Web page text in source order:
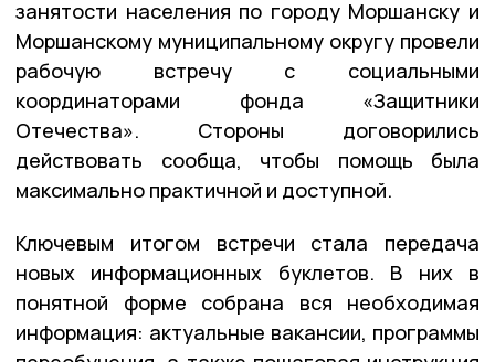
занятости населения по городу Моршанску и
Моршанскому муниципальному округу провели
рабочую встречу с социальными
координаторами фонда «Защитники
Отечества». Стороны договорились
действовать сообща, чтобы помощь была
максимально практичной и доступной.
Ключевым итогом встречи стала передача
новых информационных буклетов. В них в
понятной форме собрана вся необходимая
информация: актуальные вакансии, программы